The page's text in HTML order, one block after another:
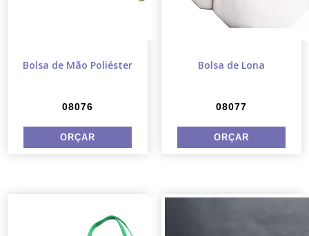
Bolsa de Mão Poliéster
08076
Bolsa de Lona
08077